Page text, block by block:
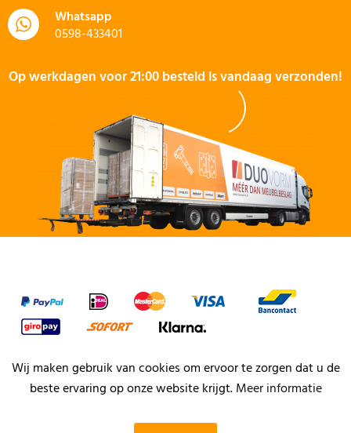
Whatsapp
0598-433401
Op werkdagen voor 21:00 besteld is vandaag verzonden!
Wij maken gebruik van cookies om ervoor te zorgen dat u de
beste ervaring op onze website krijgt.Meer informatie